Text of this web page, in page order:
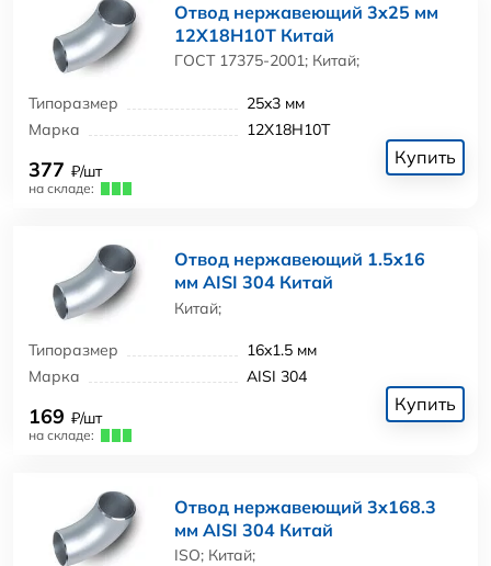
Отвод нержавеющий 3x25 мм
12Х18Н10Т Китай
ГОСТ 17375-2001; Китай;
Типоразмер
25x3 мм
Марка
12Х18Н10Т
377 ₽/шт
на складе:
Купить
Отвод нержавеющий 1.5x16
мм AISI 304 Китай
Китай;
Типоразмер
16x1.5 мм
Марка
AISI 304
169 ₽/шт
на складе:
Купить
Отвод нержавеющий 3x168.3
мм AISI 304 Китай
ISO; Китай;